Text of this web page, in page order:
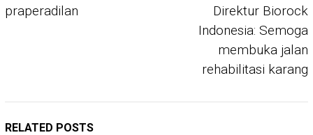
praperadilan
Direktur Biorock
Indonesia: Semoga
membuka jalan
rehabilitasi karang
RELATED POSTS